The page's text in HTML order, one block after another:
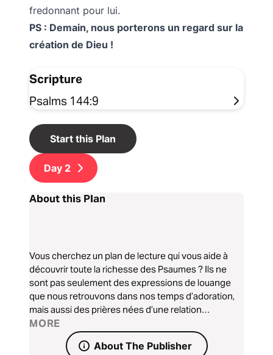
fredonnant pour lui.
PS : Demain, nous porterons un regard sur la
création de Dieu !
Scripture
Psalms 144:9
Start this Plan
Day 2
About this Plan
Vous cherchez un plan de lecture qui vous aide à
découvrir toute la richesse des Psaumes ? Ils ne
sont pas seulement des expressions de louange
que nous retrouvons dans nos temps d’adoration,
mais aussi des prières nées d’une relation
authentique avec Dieu. À travers ces 9 méditations,
découvrez la profondeur et la beauté des Psaumes !
MORE
About The Publisher